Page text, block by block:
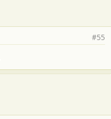
#55